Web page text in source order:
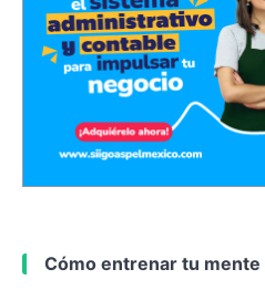
Cómo entrenar tu mente